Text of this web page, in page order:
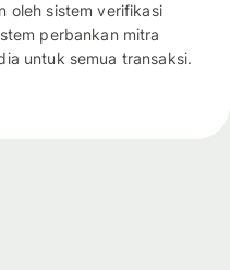
oleh sistem verifikasi
perbankan mitra
untuk semua transaksi.